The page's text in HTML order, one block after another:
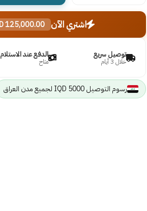
اشتري الآن 125,000.00 IQD
توصيل سريع
خلال 3 أيام
الدفع عند الاستلام
متاح
رسوم التوصيل 5000 IQD لجميع مدن العراق